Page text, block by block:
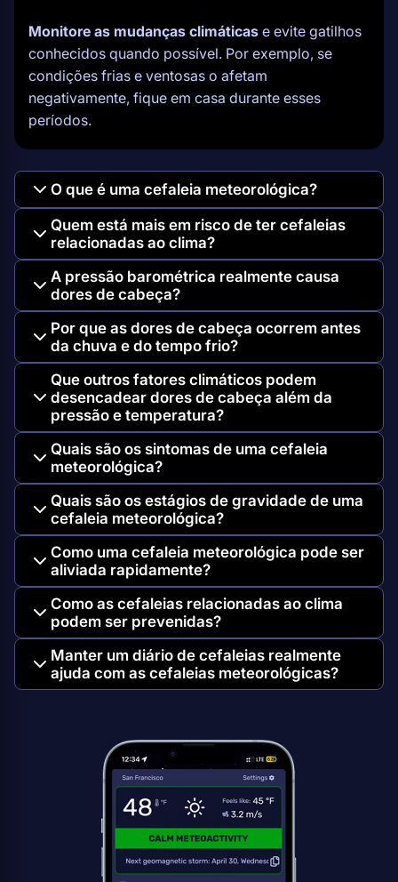
Monitore as mudanças climáticas e evite gatilhos
conhecidos quando possível. Por exemplo, se
condições frias e ventosas o afetam
negativamente, fique em casa durante esses
períodos.
O que é uma cefaleia meteorológica?
Quem está mais em risco de ter cefaleias
relacionadas ao clima?
A pressão barométrica realmente causa
dores de cabeça?
Por que as dores de cabeça ocorrem antes
da chuva e do tempo frio?
Que outros fatores climáticos podem
desencadear dores de cabeça além da
pressão e temperatura?
Quais são os sintomas de uma cefaleia
meteorológica?
Quais são os estágios de gravidade de uma
cefaleia meteorológica?
Como uma cefaleia meteorológica pode ser
aliviada rapidamente?
Como as cefaleias relacionadas ao clima
podem ser prevenidas?
Manter um diário de cefaleias realmente
ajuda com as cefaleias meteorológicas?